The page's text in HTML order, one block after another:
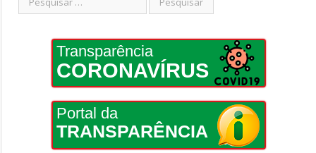
Transparência
CORONAVÍRUS
Portal da
TRANSPARÊNCIA